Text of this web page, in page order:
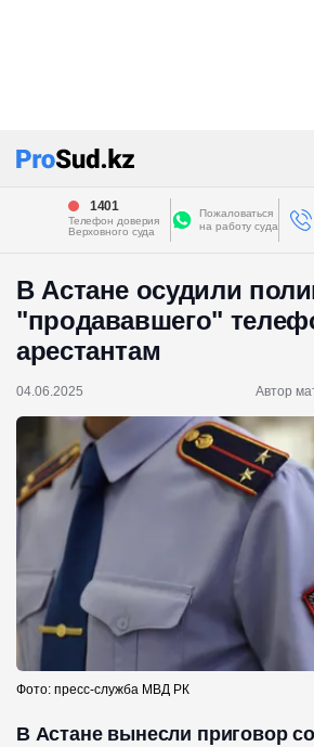
1401
Телефон доверия
Верховного суда
Пожаловаться
на работу суда
В Астане осудили
"продававшего"
арестантам
04.06.2025 Автор
Фото: пресс-служба МВД РК
В Астане вынесли приговор